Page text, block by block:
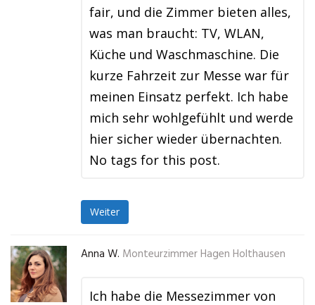
fair, und die Zimmer bieten alles,
was man braucht: TV, WLAN,
Küche und Waschmaschine. Die
kurze Fahrzeit zur Messe war für
meinen Einsatz perfekt. Ich habe
mich sehr wohlgefühlt und werde
hier sicher wieder übernachten.
No tags for this post.
Weiter
Anna W. Monteurzimmer Hagen Holthausen
Ich habe die Messezimmer von